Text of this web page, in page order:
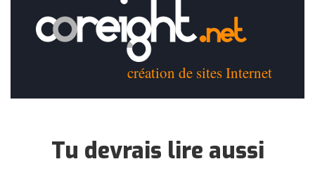
création de sites Internet
Tu devrais lire aussi